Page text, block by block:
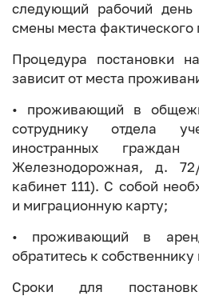
следующий рабочий
смены места фактического
Процедура постановки
зависит от места
• проживающий в
сотруднику отдела
иностранных
Железнодорожная, д.
кабинет 111). С собой
и миграционную карту;
• проживающий в
обратитесь к
Сроки для